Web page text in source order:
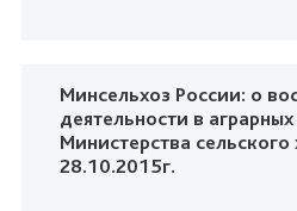
Минсельхоз России: о
деятельности в
Министерства
28.10.2015г.